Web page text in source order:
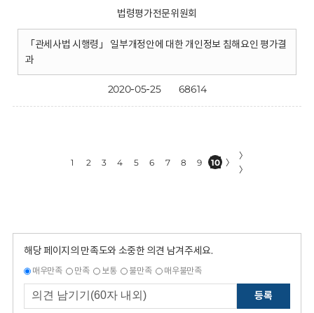
법령평가전문위원회
「관세사법 시행령」 일부개정안에 대한 개인정보 침해요인 평가결
과
2020-05-25 68614
1 2 3 4 5 6 7 8 9 10 〉
〉
〉
해당 페이지의 만족도와 소중한 의견 남겨주세요.
매우만족 만족 보통 불만족 매우불만족
등록